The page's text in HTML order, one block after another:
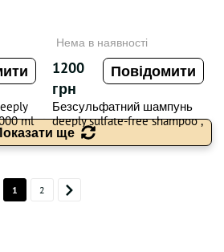
ml
Нема в наявності
1200
грн
Повідомити
Безсульфатний шампунь
deeply sulfate-free shampoo ,
1000 ml
ще
1 2